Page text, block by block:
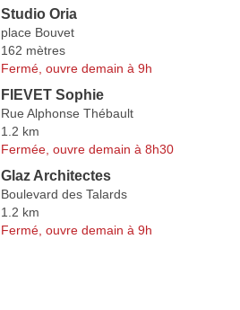
Studio Oria
place Bouvet
162 mètres
Fermé, ouvre demain à 9h
FIEVET Sophie
Rue Alphonse Thébault
1.2 km
Fermée, ouvre demain à 8h30
Glaz Architectes
Boulevard des Talards
1.2 km
Fermé, ouvre demain à 9h